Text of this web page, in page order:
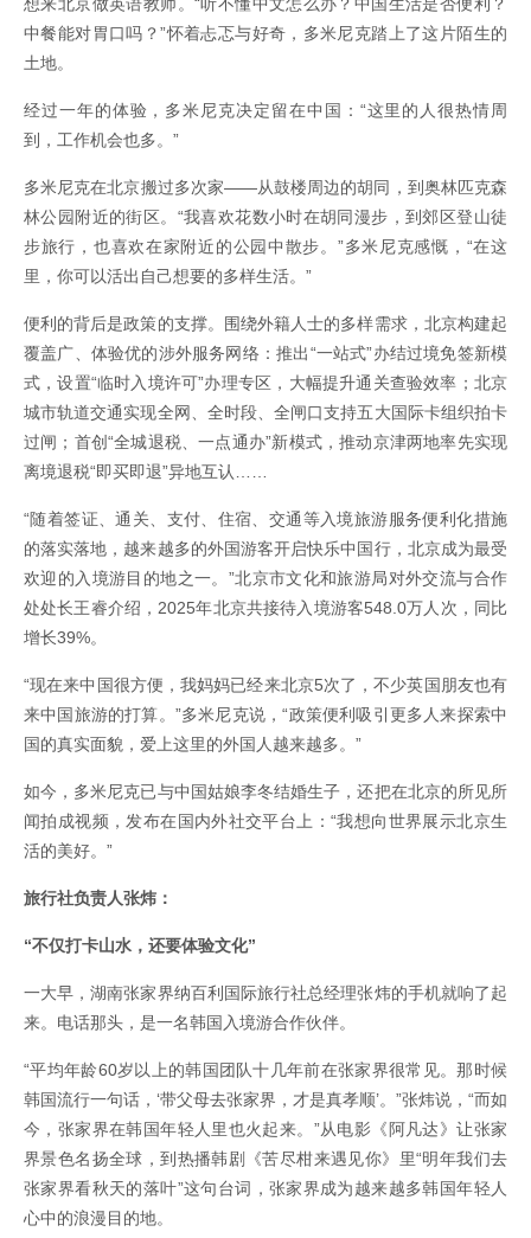
想来北京做英语教师。“听不懂中文怎么办？中国生活是否便利？
中餐能对胃口吗？”怀着忐忑与好奇，多米尼克踏上了这片陌生的
土地。
经过一年的体验，多米尼克决定留在中国：“这里的人很热情周
到，工作机会也多。”
多米尼克在北京搬过多次家——从鼓楼周边的胡同，到奥林匹克森
林公园附近的街区。“我喜欢花数小时在胡同漫步，到郊区登山徒
步旅行，也喜欢在家附近的公园中散步。”多米尼克感慨，“在这
里，你可以活出自己想要的多样生活。”
便利的背后是政策的支撑。围绕外籍人士的多样需求，北京构建起
覆盖广、体验优的涉外服务网络：推出“一站式”办结过境免签新模
式，设置“临时入境许可”办理专区，大幅提升通关查验效率；北京
城市轨道交通实现全网、全时段、全闸口支持五大国际卡组织拍卡
过闸；首创“全城退税、一点通办”新模式，推动京津两地率先实现
离境退税“即买即退”异地互认……
“随着签证、通关、支付、住宿、交通等入境旅游服务便利化措施
的落实落地，越来越多的外国游客开启快乐中国行，北京成为最受
欢迎的入境游目的地之一。”北京市文化和旅游局对外交流与合作
处处长王睿介绍，2025年北京共接待入境游客548.0万人次，同比
增长39%。
“现在来中国很方便，我妈妈已经来北京5次了，不少英国朋友也有
来中国旅游的打算。”多米尼克说，“政策便利吸引更多人来探索中
国的真实面貌，爱上这里的外国人越来越多。”
如今，多米尼克已与中国姑娘李冬结婚生子，还把在北京的所见所
闻拍成视频，发布在国内外社交平台上：“我想向世界展示北京生
活的美好。”
旅行社负责人张炜：
“不仅打卡山水，还要体验文化”
一大早，湖南张家界纳百利国际旅行社总经理张炜的手机就响了起
来。电话那头，是一名韩国入境游合作伙伴。
“平均年龄60岁以上的韩国团队十几年前在张家界很常见。那时候
韩国流行一句话，‘带父母去张家界，才是真孝顺’。”张炜说，“而如
今，张家界在韩国年轻人里也火起来。”从电影《阿凡达》让张家
界景色名扬全球，到热播韩剧《苦尽柑来遇见你》里“明年我们去
张家界看秋天的落叶”这句台词，张家界成为越来越多韩国年轻人
心中的浪漫目的地。